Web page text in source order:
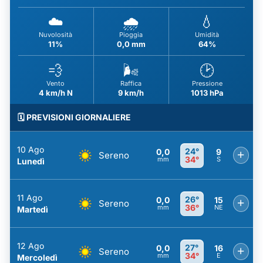
☁️
Nuvolosità
11%
🌧️
Pioggia
0,0 mm
💧
Umidità
64%
💨
Vento
4 km/h N
🌬️
Raffica
9 km/h
🕑
Pressione
1013 hPa
🗓️ PREVISIONI GIORNALIERE
10 Ago
Lunedì
Sereno 0,0
mm
24°
34°
9
S +
11 Ago
Martedì
Sereno 0,0
mm
26°
36°
15
NE +
12 Ago
Mercoledì
Sereno 0,0
mm
27°
34°
16
E +